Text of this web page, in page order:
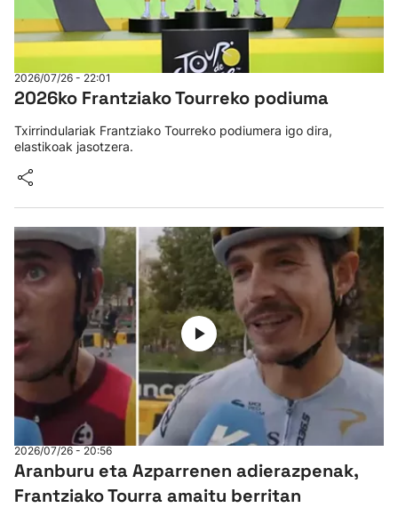
2026/07/26 - 22:01
2026ko Frantziako Tourreko podiuma
Txirrindulariak Frantziako Tourreko podiumera igo dira,
elastikoak jasotzera.
2026/07/26 - 20:56
Aranburu eta Azparrenen adierazpenak,
Frantziako Tourra amaitu berritan